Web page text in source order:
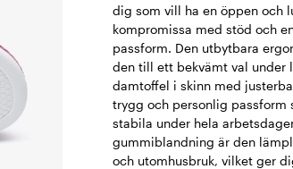
dig som vill ha en öppen och
kompromissa med stöd och
passform. Den utbytbara
den till ett bekvämt val under
damtoffel i skinn med
trygg och personlig passform
stabila under hela
gummiblandning är den
och utomhusbruk, vilket ger